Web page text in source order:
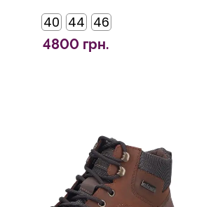
40 44 46
4800 грн.